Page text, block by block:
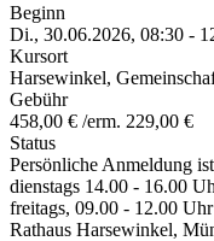
Beginn
Di., 30.06.2026, 08:30 -
Kursort
Harsewinkel,
Gebühr
458,00 € /erm. 229,00 €
Status
Persönliche Anmeldung
dienstags 14.00 - 16.00
freitags, 09.00 - 12.00
Rathaus Harsewinkel,